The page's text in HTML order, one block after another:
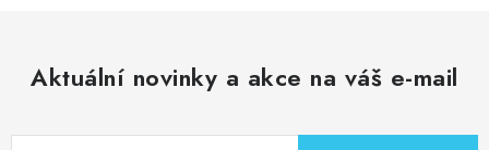
Aktuální novinky a akce na váš e-mail